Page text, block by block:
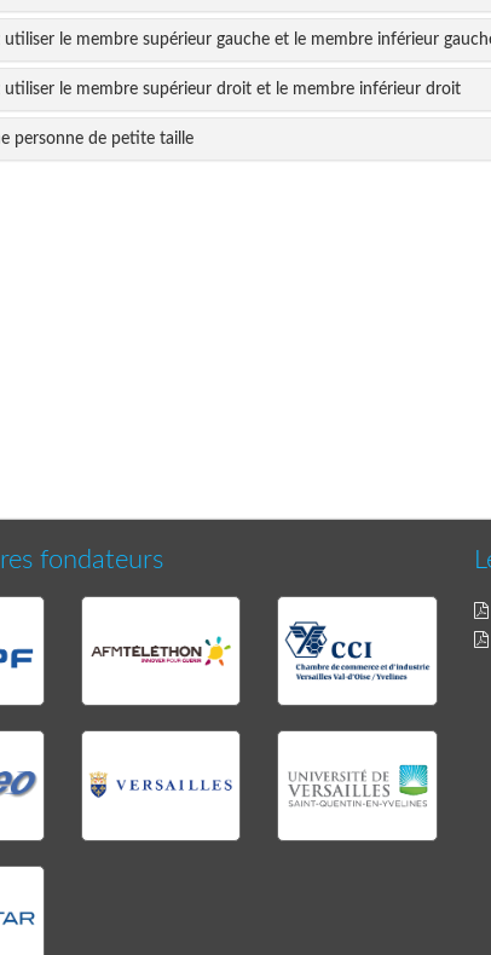
utiliser le membre supérieur gauche et le membre inférieur
utiliser le membre supérieur droit et le membre inférieur droit
personne de petite taille
fondateurs